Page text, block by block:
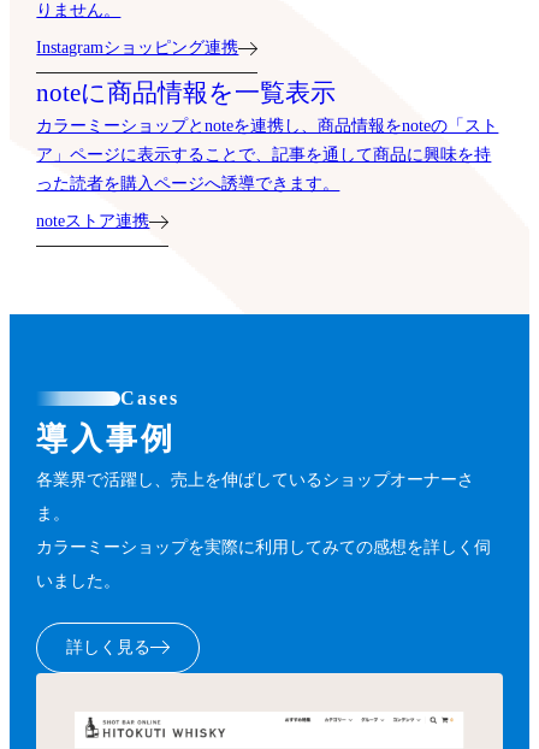
りません。
Instagramショッピング連携
noteに商品情報を一覧表示
カラーミーショップとnoteを連携し、商品情報をnoteの「スト
ア」ページに表示することで、記事を通して商品に興味を持
った読者を購入ページへ誘導できます。
noteストア連携
Cases
導入事例
各業界で活躍し、売上を伸ばしているショップオーナーさ
ま。
カラーミーショップを実際に利用してみての感想を詳しく伺
いました。
詳しく見る